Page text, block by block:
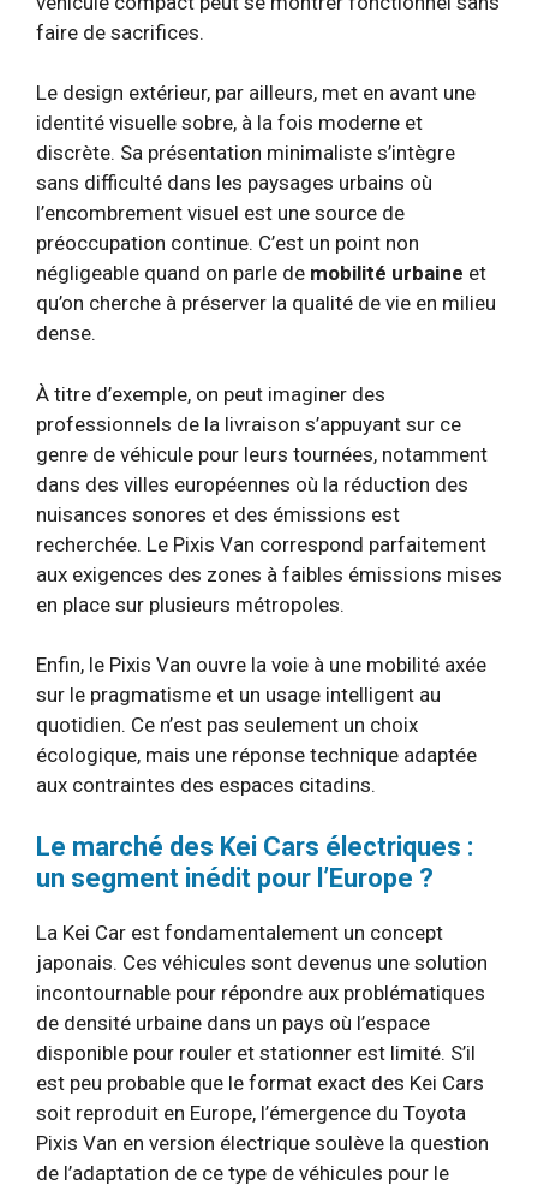
faire de sacrifices.
Le design extérieur, par ailleurs, met en avant une
identité visuelle sobre, à la fois moderne et
discrète. Sa présentation minimaliste s’intègre
sans difficulté dans les paysages urbains où
l’encombrement visuel est une source de
préoccupation continue. C’est un point non
négligeable quand on parle de mobilité urbaine et
qu’on cherche à préserver la qualité de vie en milieu
dense.
À titre d’exemple, on peut imaginer des
professionnels de la livraison s’appuyant sur ce
genre de véhicule pour leurs tournées, notamment
dans des villes européennes où la réduction des
nuisances sonores et des émissions est
recherchée. Le Pixis Van correspond parfaitement
aux exigences des zones à faibles émissions mises
en place sur plusieurs métropoles.
Enfin, le Pixis Van ouvre la voie à une mobilité axée
sur le pragmatisme et un usage intelligent au
quotidien. Ce n’est pas seulement un choix
écologique, mais une réponse technique adaptée
aux contraintes des espaces citadins.
Le marché des Kei Cars électriques :
un segment inédit pour l’Europe ?
La Kei Car est fondamentalement un concept
japonais. Ces véhicules sont devenus une solution
incontournable pour répondre aux problématiques
de densité urbaine dans un pays où l’espace
disponible pour rouler et stationner est limité. S’il
est peu probable que le format exact des Kei Cars
soit reproduit en Europe, l’émergence du Toyota
Pixis Van en version électrique soulève la question
de l’adaptation de ce type de véhicules pour le